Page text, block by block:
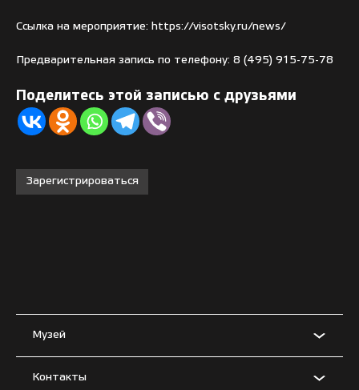
Ссылка на мероприятие: https://visotsky.ru/news/
Предварительная запись по телефону: 8 (495) 915-75-78
Поделитесь этой записью с друзьями
Зарегистрироваться
Музей
Контакты